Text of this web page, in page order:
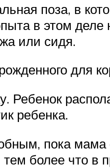
поза, в
в этом деле
или сидя.
для
Ребенок
ребенка.
пока
более что в